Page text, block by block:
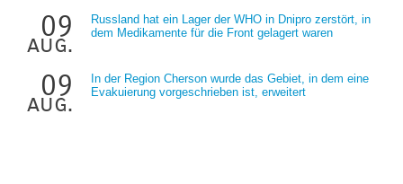
09
aug.
Russland hat ein Lager der WHO in Dnipro zerstört, in
dem Medikamente für die Front gelagert waren
09
aug.
In der Region Cherson wurde das Gebiet, in dem eine
Evakuierung vorgeschrieben ist, erweitert